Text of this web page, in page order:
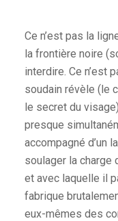
Ce n’est pas la
la frontière noire
interdire. Ce n’est
soudain révèle (le
le secret du
presque
accompagné d’un
soulager la charge
et avec laquelle il
fabrique
eux-mêmes des